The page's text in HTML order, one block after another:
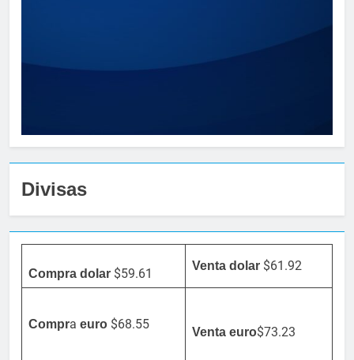
Divisas
Compra dolar $59.61
Venta dolar $61.92
Compra euro $68.55
Venta euro$73.23